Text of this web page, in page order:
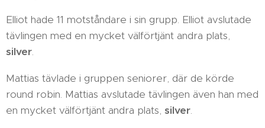
Elliot hade 11 motståndare i sin grupp. Elliot avslutade
tävlingen med en mycket välförtjänt andra plats,
silver.
Mattias tävlade i gruppen seniorer, där de körde
round robin. Mattias avslutade tävlingen även han med
en mycket välförtjänt andra plats, silver.